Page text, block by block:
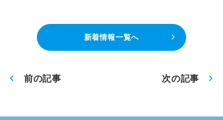
新着情報一覧へ
前の記事 次の記事